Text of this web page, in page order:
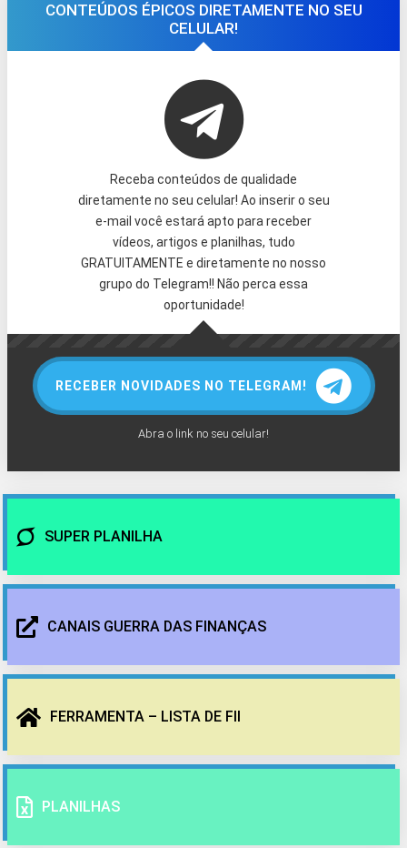
CONTEÚDOS ÉPICOS DIRETAMENTE NO SEU
CELULAR!
Receba conteúdos de qualidade
diretamente no seu celular! Ao inserir o seu
e-mail você estará apto para receber
vídeos, artigos e planilhas, tudo
GRATUITAMENTE e diretamente no nosso
grupo do Telegram!! Não perca essa
oportunidade!
RECEBER NOVIDADES NO TELEGRAM!
Abra o link no seu celular!
SUPER PLANILHA
CANAIS GUERRA DAS FINANÇAS
FERRAMENTA – LISTA DE FII
PLANILHAS